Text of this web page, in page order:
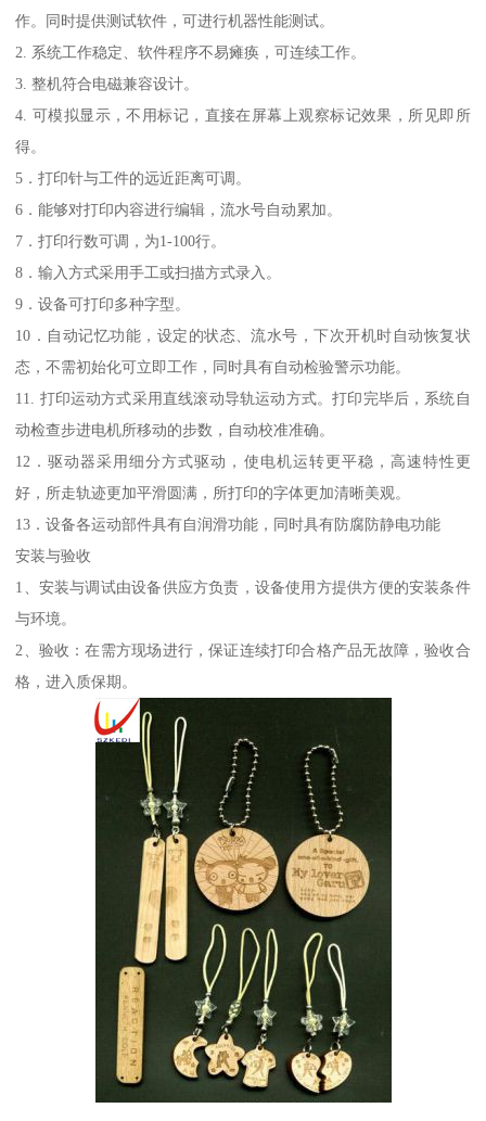
作。同时提供测试软件，可进行机器性能测试。
2. 系统工作稳定、软件程序不易瘫痪，可连续工作。
3. 整机符合电磁兼容设计。
4. 可模拟显示，不用标记，直接在屏幕上观察标记效果，所见即所
得。
5．打印针与工件的远近距离可调。
6．能够对打印内容进行编辑，流水号自动累加。
7．打印行数可调，为1-100行。
8．输入方式采用手工或扫描方式录入。
9．设备可打印多种字型。
10．自动记忆功能，设定的状态、流水号，下次开机时自动恢复状
态，不需初始化可立即工作，同时具有自动检验警示功能。
11. 打印运动方式采用直线滚动导轨运动方式。打印完毕后，系统自
动检查步进电机所移动的步数，自动校准准确。
12．驱动器采用细分方式驱动，使电机运转更平稳，高速特性更
好，所走轨迹更加平滑圆满，所打印的字体更加清晰美观。
13．设备各运动部件具有自润滑功能，同时具有防腐防静电功能
安装与验收
1、安装与调试由设备供应方负责，设备使用方提供方便的安装条件
与环境。
2、验收：在需方现场进行，保证连续打印合格产品无故障，验收合
格，进入质保期。